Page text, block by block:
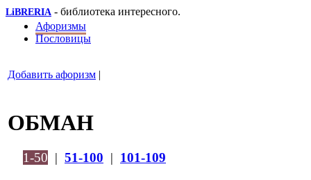
LiBRERIA - библиотека интересного.
Афоризмы
Пословицы
Добавить афоризм |
ОБМАН
1-50 | 51-100 | 101-109